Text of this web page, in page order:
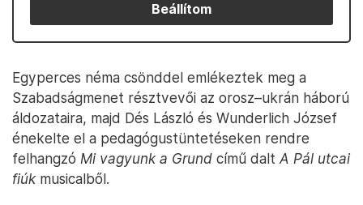
Beállítom
Egyperces néma csönddel emlékeztek meg a
Szabadságmenet résztvevői az orosz–ukrán háború
áldozataira, majd Dés László és Wunderlich József
énekelte el a pedagógustüntetéseken rendre
felhangzó Mi vagyunk a Grund című dalt A Pál utcai
fiúk musicalből.